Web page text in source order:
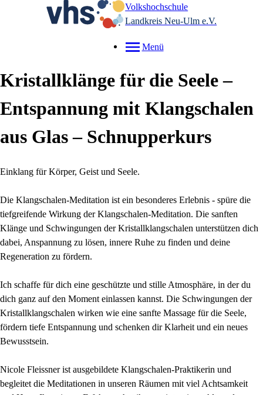
Volkshochschule
Landkreis Neu-Ulm e.V.
Menü
Kristallklänge für die Seele –
Entspannung mit Klangschalen
aus Glas – Schnupperkurs
Einklang für Körper, Geist und Seele.
Die Klangschalen-Meditation ist ein besonderes Erlebnis - spüre die
tiefgreifende Wirkung der Klangschalen-Meditation. Die sanften
Klänge und Schwingungen der Kristallklangschalen unterstützen dich
dabei, Anspannung zu lösen, innere Ruhe zu finden und deine
Regeneration zu fördern.
Ich schaffe für dich eine geschützte und stille Atmosphäre, in der du
dich ganz auf den Moment einlassen kannst. Die Schwingungen der
Kristallklangschalen wirken wie eine sanfte Massage für die Seele,
fördern tiefe Entspannung und schenken dir Klarheit und ein neues
Bewusstsein.
Nicole Fleissner ist ausgebildete Klangschalen-Praktikerin und
begleitet die Meditationen in unseren Räumen mit viel Achtsamkeit